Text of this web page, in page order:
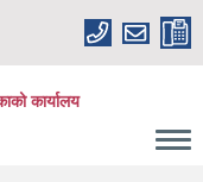
कार्यालय